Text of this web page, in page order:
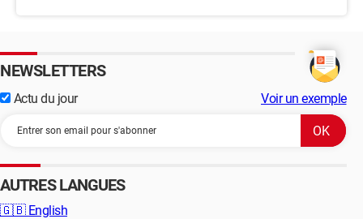
NEWSLETTERS
Actu du jour Voir un exemple
AUTRES LANGUES
🇬🇧 English